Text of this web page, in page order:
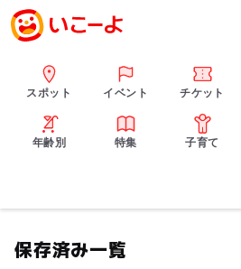
スポット イベント チケット
年齢別 特集 子育て
保存済み一覧